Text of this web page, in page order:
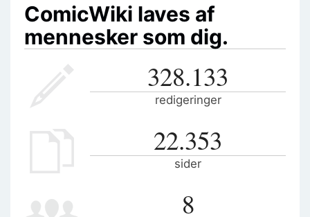
ComicWiki laves af
mennesker som dig.
328.133
redigeringer
22.353
sider
8